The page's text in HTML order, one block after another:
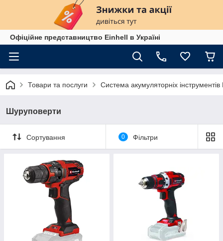
Офіційне представництво Einhell в Україні
Товари та послуги Система акумуляторніх
Шуруповерти
Сортування 0 Фільтри